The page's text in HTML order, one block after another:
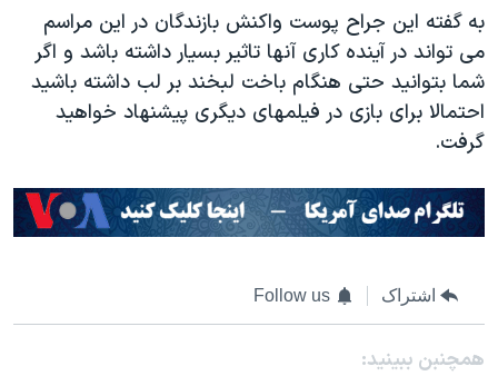
به گفته این جراح پوست واکنش بازندگان در این مراسم
می تواند در آینده کاری آنها تاثیر بسیار داشته باشد و اگر
شما بتوانید حتی هنگام باخت لبخند بر لب داشته باشید
احتمالا برای بازی در فیلمهای دیگری پیشنهاد خواهید
گرفت.
اشتراک Follow us
همچنبن ببینید: